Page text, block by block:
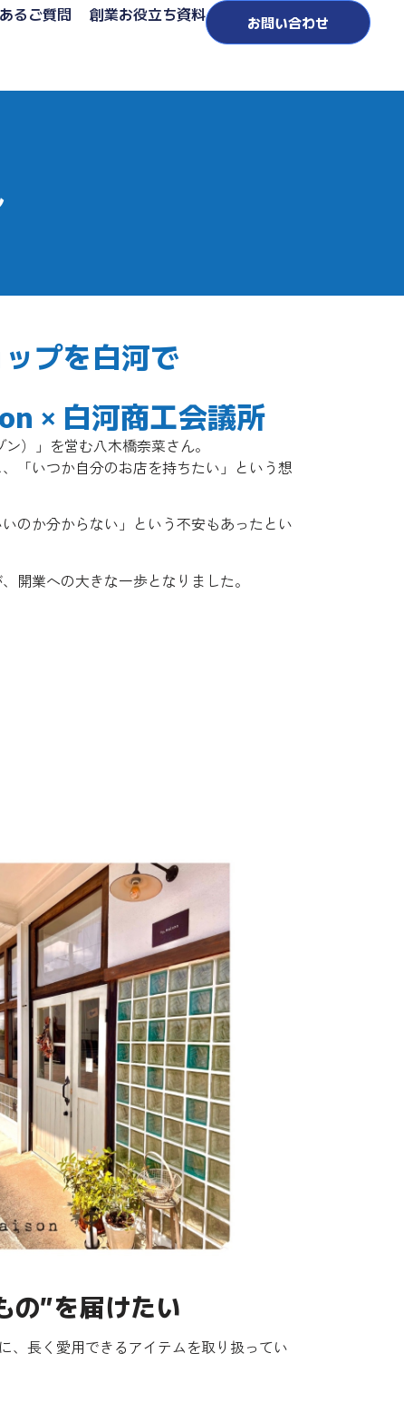
るご質問 創業お役立ち資料 お問い合わせ
プを白河で
× 白河商工会議所
）」を営む八木橋奈菜さん。
「いつか自分のお店を持ちたい」という想
のか分からない」という不安もあったとい
開業への大きな一歩となりました。
の”を届けたい
、長く愛用できるアイテムを取り扱ってい